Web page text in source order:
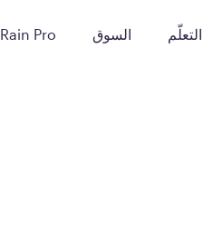
التعلّم السوق Rain Pro